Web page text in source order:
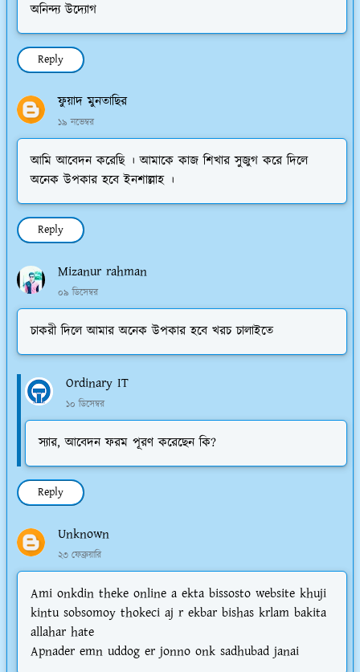
অনিন্দ্য উদ্যোগ
Reply
ফুয়াদ মুনতাছির
১৯ নভেম্বর
আমি আবেদন করেছি । আমাকে কাজ শিখার সুজুগ করে দিলে
অনেক উপকার হবে ইনশাল্লাহ ।
Reply
Mizanur rahman
০৯ ডিসেম্বর
চাকরী দিলে আমার অনেক উপকার হবে খরচ চালাইতে
Ordinary IT
১০ ডিসেম্বর
স্যার, আবেদন ফরম পূরণ করেছেন কি?
Reply
Unknown
২৩ ফেব্রুয়ারি
Ami onkdin theke online a ekta bissosto website khuji
kintu sobsomoy thokeci aj r ekbar bishas krlam bakita
allahar hate
Apnader emn uddog er jonno onk sadhubad janai